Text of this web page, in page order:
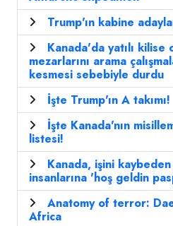
Trump'ın kabine
Kanada'da yatılı kilise
mezarlarını arama
kesmesi sebebiyle durdu
İşte Trump'ın A takımı!
İşte Kanada'nın
listesi!
Kanada, işini
insanlarına 'hoş geldin
Anatomy of terror:
Africa